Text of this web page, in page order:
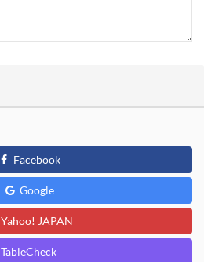
Facebook
Google
Yahoo! JAPAN
TableCheck